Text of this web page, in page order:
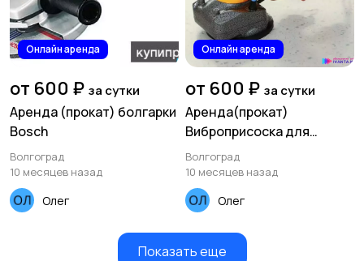
Онлайн аренда
от 600 ₽ за сутки
Аренда (прокат) болгарки
Bosch
Волгоград
10 месяцев назад
Олег
Онлайн аренда
от 600 ₽ за сутки
Аренда(прокат)
Виброприсоска для
укладки плитки
Волгоград
10 месяцев назад
Олег
Показать еще